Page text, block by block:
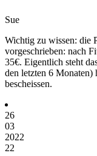
Sue
Wichtig zu wissen: die
vorgeschrieben: nach
35€. Eigentlich steht
den letzten 6 Monaten)
bescheissen.
26
03
2022
22